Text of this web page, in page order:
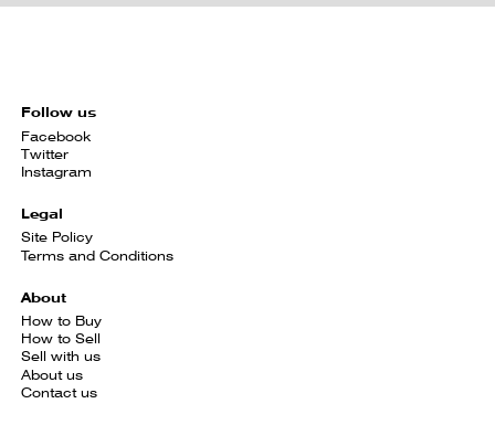
Follow us
Facebook
Twitter
Instagram
Legal
Site Policy
Terms and Conditions
About
How to Buy
How to Sell
Sell with us
About us
Contact us